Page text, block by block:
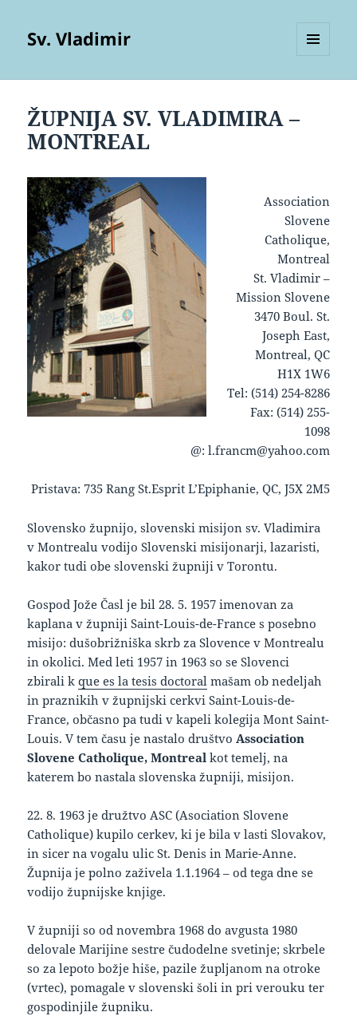
Sv. Vladimir
ŽUPNIJA SV. VLADIMIRA –
MONTREAL
Association
Slovene
Catholique,
Montreal
St. Vladimir –
Mission Slovene
3470 Boul. St.
Joseph East,
Montreal, QC
H1X 1W6
Tel: (514) 254-8286
Fax: (514) 255-
1098
@: l.francm@yahoo.com
Pristava: 735 Rang St.Esprit L’Epiphanie, QC, J5X 2M5
keto supplement pills
Slovensko župnijo, slovenski misijon sv. Vladimira
v Montrealu vodijo Slovenski misijonarji, lazaristi,
kakor tudi obe slovenski župniji v Torontu.
Gospod Jože Časl je bil 28. 5. 1957 imenovan za
kaplana v župniji Saint-Louis-de-France s posebno
misijo: dušobrižniška skrb za Slovence v Montrealu
in okolici. Med leti 1957 in 1963 so se Slovenci
zbirali kque es la tesis doctoral mašam ob nedeljah
in praznikih v župnijski cerkvi Saint-Louis-de-
France, občasno pa tudi v kapeli kolegija Mont Saint-
Louis. V tem času je nastalo društvoAssociation
Slovene Catholique, Montreal kot temelj, na
katerem bo nastala slovenska župniji, misijon.
22. 8. 1963 je družtvo ASC (Asociation Slovene
Catholique) kupilo cerkev, ki je bila v lasti Slovakov,
in sicer na vogalu ulic St. Denis in Marie-Anne.
Župnija je polno zaživela 1.1.1964 – od tega dne se
vodijo župnijske knjige.
V župniji so od novembra 1968 do avgusta 1980
delovale Marijine sestre čudodelne svetinje; skrbele
so za lepoto božje hiše, pazile župljanom na otroke
(vrtec), pomagale v slovenski šoli in pri verouku ter
gospodinjile župniku.